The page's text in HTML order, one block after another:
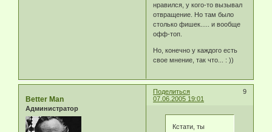
нравился, у кого-то вызывал
отвращение. Но там было
столько фишек..... и вообще
офф-топ.
Но, конечно у каждого есть
свое мнение, так что... : ))
Поделиться
9
07.06.2005 19:01
Better Man
Администратор
Кстати, ты